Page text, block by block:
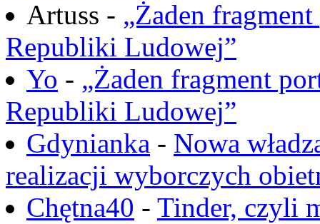
Artuss - „Żaden
Republiki Ludowej”
Yo - „Żaden fragment
Republiki Ludowej”
Gdynianka - Nowa
realizacji wyborczych
Chętna40 - Tinder, czyli